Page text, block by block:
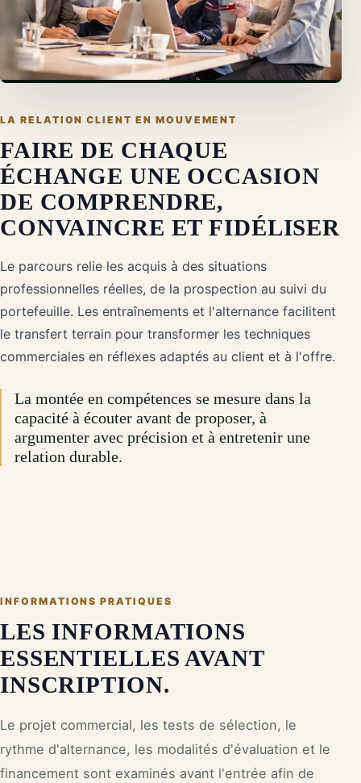
LA RELATION CLIENT EN MOUVEMENT
FAIRE DE CHAQUE
ÉCHANGE UNE OCCASION
DE COMPRENDRE,
CONVAINCRE ET FIDÉLISER
Le parcours relie les acquis à des situations
professionnelles réelles, de la prospection au suivi du
portefeuille. Les entraînements et l'alternance facilitent
le transfert terrain pour transformer les techniques
commerciales en réflexes adaptés au client et à l'offre.
La montée en compétences se mesure dans la
capacité à écouter avant de proposer, à
argumenter avec précision et à entretenir une
relation durable.
INFORMATIONS PRATIQUES
LES INFORMATIONS
ESSENTIELLES AVANT
INSCRIPTION.
Le projet commercial, les tests de sélection, le
rythme d'alternance, les modalités d'évaluation et le
financement sont examinés avant l'entrée afin de